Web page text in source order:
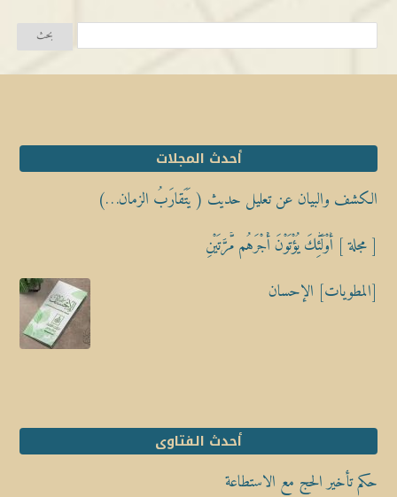
أحدث المجلات
الكشف والبيان عن تعليل حديث ( يَتَقارَبُ الزمان…)
[ مجلة ] أُوْلَٰٓئِكَ يُؤْتَوْنَ أَجْرَهُم مَّرَّتَيْنِ
[المطويات] الإحسان
أحدث الفتاوى
حكم تأخير الحج مع الاستطاعة